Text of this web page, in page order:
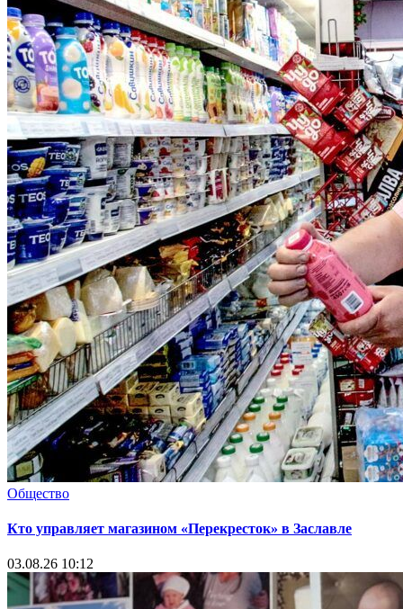
Общество
Кто управляет магазином «Перекресток» в Заславле
03.08.26 10:12